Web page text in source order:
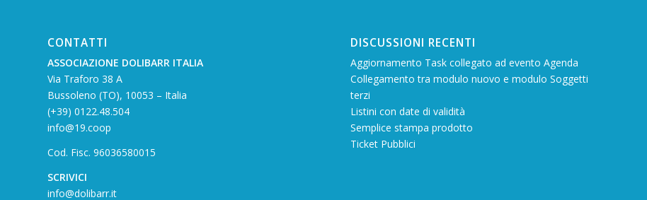
CONTATTI
ASSOCIAZIONE DOLIBARR ITALIA
Via Traforo 38 A
Bussoleno (TO), 10053 – Italia
(+39) 0122.48.504
info@19.coop
Cod. Fisc. 96036580015
SCRIVICI
info@dolibarr.it
DISCUSSIONI RECENTI
Aggiornamento Task collegato ad evento Agenda
Collegamento tra modulo nuovo e modulo Soggetti
terzi
Listini con date di validità
Semplice stampa prodotto
Ticket Pubblici